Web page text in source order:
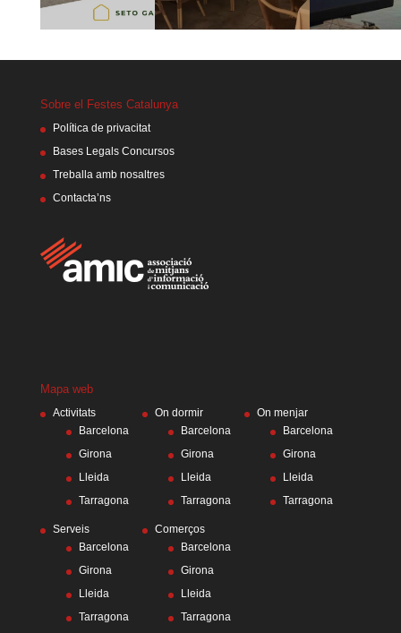
Sobre el Festes Catalunya
Política de privacitat
Bases Legals Concursos
Treballa amb nosaltres
Contacta’ns
Mapa web
Activitats
Barcelona
Girona
Lleida
Tarragona
On dormir
Barcelona
Girona
Lleida
Tarragona
On menjar
Barcelona
Girona
Lleida
Tarragona
Serveis
Barcelona
Girona
Lleida
Tarragona
Comerços
Barcelona
Girona
Lleida
Tarragona